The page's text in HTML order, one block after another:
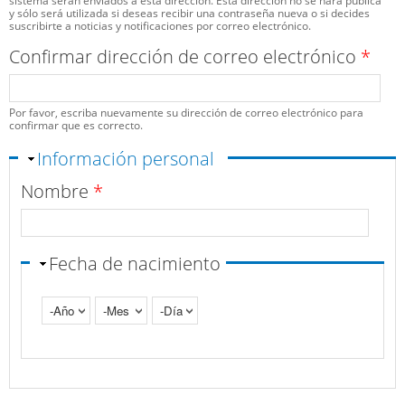
y sólo será utilizada si deseas recibir una contraseña nueva o si decides
suscribirte a noticias y notificaciones por correo electrónico.
Confirmar dirección de correo electrónico *
Por favor, escriba nuevamente su dirección de correo electrónico para
confirmar que es correcto.
Ocultar
Información personal
Nombre *
Fecha de nacimiento
Año
Mes Día